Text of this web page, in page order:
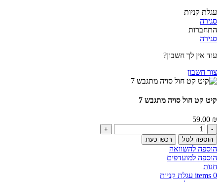
עגלת קניות
סגירה
התחברות
סגירה
עוד אין לך חשבון?
צור חשבון
קיט קט חול סויה מתגבש 7
59.00 ₪
הוספה לסל רכשו כעת
הוספה להשוואה
הוספה למועדפים
חנות
0
items עגלת קניות